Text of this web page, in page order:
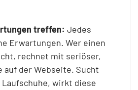
treffen: Jedes
Erwartungen. Wer einen
rechnet mit seriöser,
auf der Webseite. Sucht
wirkt diese